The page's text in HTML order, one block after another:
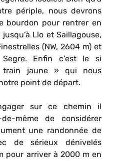
périple, nous devrons
bourdon pour rentrer en
Llo et Saillagouse,
(NW, 2604 m) et
Enfin c’est le si
train jaune » qui nous
point de départ.
sur ce chemin il
même de considérer
une randonnée de
de sérieux dénivelés
pour arriver à 2000 m en